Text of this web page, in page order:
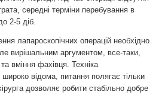
середні терміни перебування в
2-5 діб.
лапароскопічних операцій необхідно
вирішальним аргументом, все-таки,
вміння фахівця. Техніка
широко відома, питання полягає тільки
дозволяє робити стабільно добре